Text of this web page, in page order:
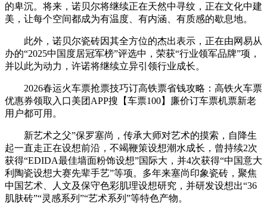
的卑沉。将来，诺贝尔将继续正在天然中寻纹，正在文化中建
美，让每个空间都成为有温度、有内涵、有质感的歇息地。
此外，诺贝尔瓷砖因其全方位的杰出表示，正在由网易从
办的“2025中国度居冠军榜”评选中，荣获“行业领军品牌”项，
并以此为动力，许诺将继续立异引领行业成长。
2026春运火车票抢票技巧订高铁票省钱攻略：高铁火车票
优惠券领取入口美团APP搜【车票100】廉价订车票机票新老
用户都可用。
新艺术之父”保罗塞尚，传承大师对艺术的摸索，自降生
起一直走正在设想前沿，不竭鞭策设想潮水成长，曾持续2次
获得“EDIDA最佳墙面粉饰设想”国际大，并4次获得“中国意大
利陶瓷设想大赛先辈手艺”等项。多年来塞尚印象瓷砖，聚焦
中国艺术、人文及保守色彩肌理设想研究，并研发设想出“36
肌肤砖”“灵感系列”“艺术系列”等特色产物。